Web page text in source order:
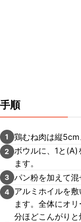
手順
1 鶏むね肉は縦5cm
2
ボウルに、1と(A)
ます。
3 パン粉を加えて混
4
アルミホイルを
ます。全体にオ
分ほどこんがりと